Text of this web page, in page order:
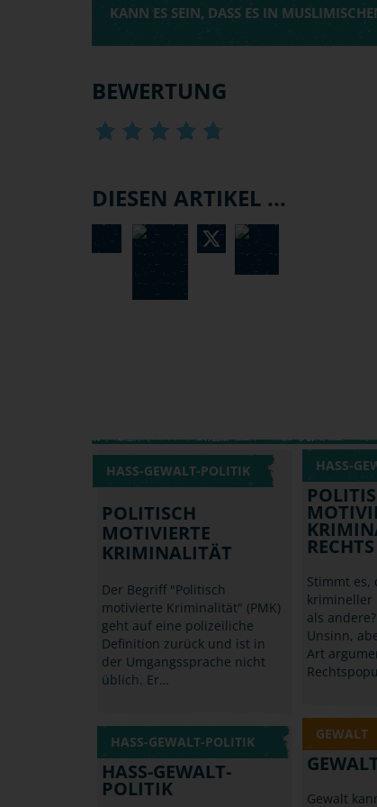
KANN ES SEIN, DASS ES IN
BEWERTUNG
DIESEN ARTIKEL ...
HASS-GEWALT-POLITIK
POLITISCH
MOTIVIERTE
KRIMINALITÄT
Der Begriff "Politisch
motivierte Kriminalität" (PMK)
geht auf eine polizeiliche
Definition zurück und ist in
der Umgangssprache nicht
üblich. Er…
HASS-
RECHTS
Stimmt es,
krimineller
als
Unsinn,
Art
GEWALT
Gewalt
HASS-GEWALT-POLITIK
HASS-GEWALT-
POLITIK